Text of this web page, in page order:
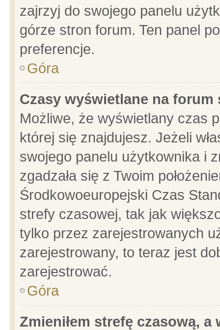
zajrzyj do swojego panelu
górze stron forum. Ten panel
preferencje.
Góra
Czasy wyświetlane na forum
Możliwe, że wyświetlany czas
której się znajdujesz. Jeżeli
swojego panelu użytkownika i
zgadzała się z Twoim
Środkowoeuropejski Czas
strefy czasowej, tak jak
tylko przez zarejestrowanych
zarejestrowany, to teraz jest
zarejestrować.
Góra
Zmieniłem strefę czasową,